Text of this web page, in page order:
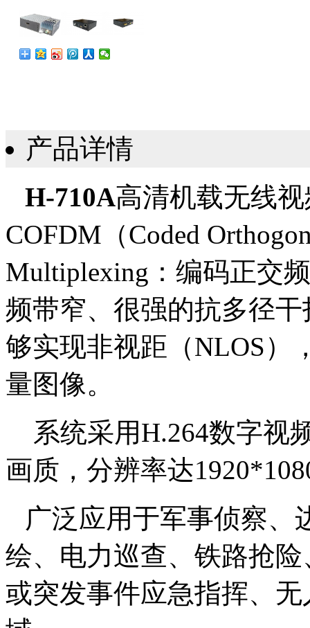
产品详情
H-710A高清机载无线
COFDM（Coded Orthogo
Multiplexing ： 编码正交
频带窄、很强的抗多径
够实现非视距（NLOS）
量图像。
系统采用H.264数字视
画质，分辨率达
广泛应用于军事侦察、
绘、电力巡查、铁路抢
或突发事件应急指挥、